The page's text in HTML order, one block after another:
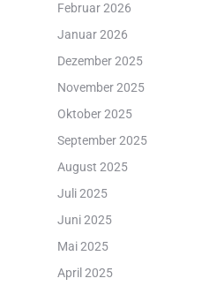
Februar 2026
Januar 2026
Dezember 2025
November 2025
Oktober 2025
September 2025
August 2025
Juli 2025
Juni 2025
Mai 2025
April 2025